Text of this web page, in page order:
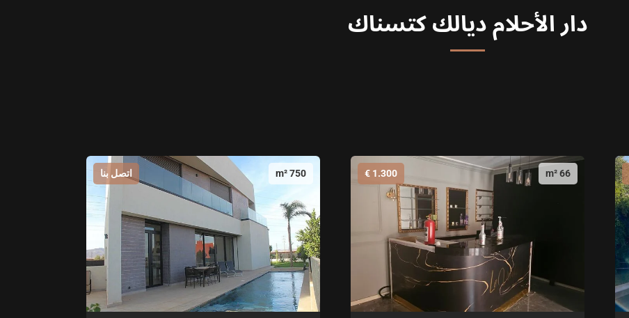
دار الأحلام ديالك كتسناك
66 m²
1.300 €
750 m² اتصل بنا